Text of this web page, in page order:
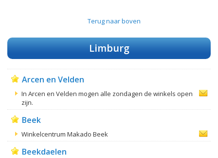
Terug naar boven
Limburg
Arcen en Velden
In Arcen en Velden mogen alle zondagen de winkels open
zijn.
Beek
Winkelcentrum Makado Beek
Beekdaelen